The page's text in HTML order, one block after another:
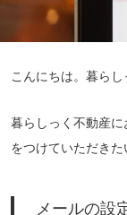
こんにちは。暮らし
暮らしっく不動産
をつけていただきた
メールの設